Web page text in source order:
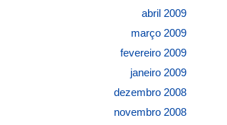
abril 2009
março 2009
fevereiro 2009
janeiro 2009
dezembro 2008
novembro 2008